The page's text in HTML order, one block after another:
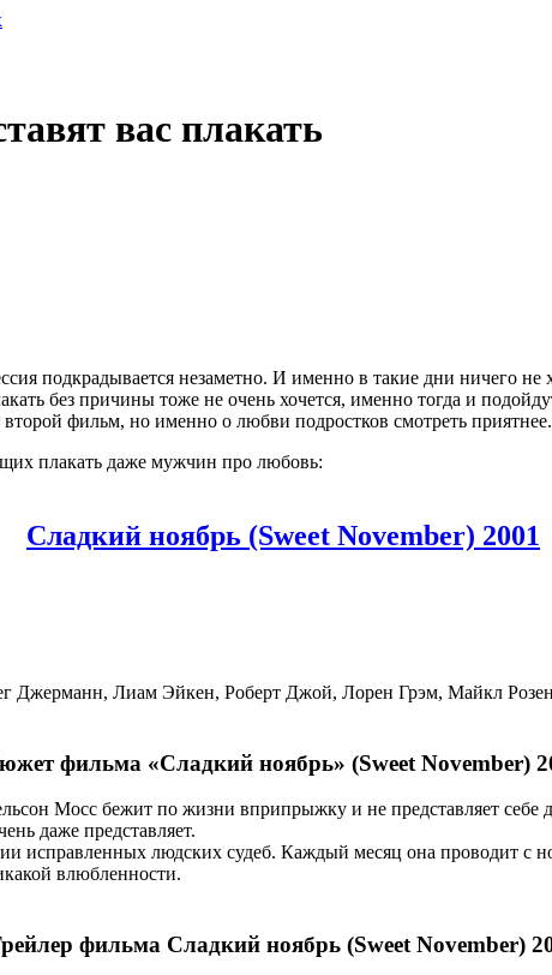
вас плакать
подкрадывается незаметно. И именно в такие дни ничего не
без причины тоже не очень хочется, именно тогда и
фильм, но именно о любви подростков смотреть приятнее.
плакать даже мужчин про любовь:
Сладкий ноябрь (Sweet November) 2001
Джерманн, Лиам Эйкен, Роберт Джой, Лорен Грэм, Майкл
фильма «Сладкий ноябрь» (Sweet November)
Мосс бежит по жизни вприпрыжку и не представляет
даже представляет.
исправленных людских судеб. Каждый месяц она проводит
влюбленности.
фильма Сладкий ноябрь (Sweet November)